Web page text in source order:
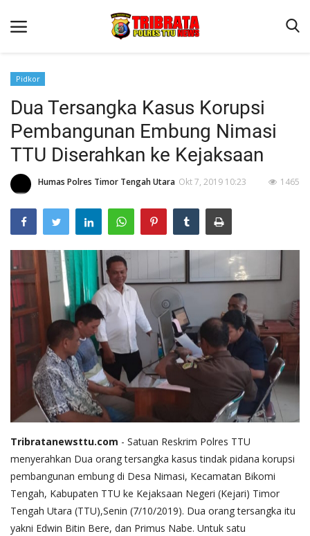
Beranda
Terms & Conditions
Reskrim
Binkam
Lantas
OPINI
Pidkor
Dua Tersangka Kasus Korupsi
Pembangunan Embung Nimasi
TTU Diserahkan ke Kejaksaan
Humas Polres Timor Tengah Utara Okt 7, 2019 10:23 1465
Tribratanewsttu.com - Satuan Reskrim Polres TTU
menyerahkan Dua orang tersangka kasus tindak pidana korupsi
pembangunan embung di Desa Nimasi, Kecamatan Bikomi
Tengah, Kabupaten TTU ke Kejaksaan Negeri (Kejari) Timor
Tengah Utara (TTU),Senin (7/10/2019). Dua orang tersangka itu
yakni Edwin Bitin Bere, dan Primus Nabe. Untuk satu